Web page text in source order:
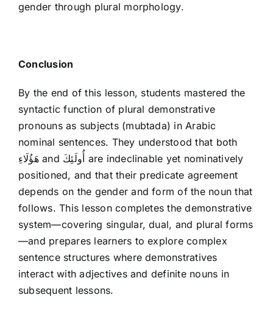
gender through plural morphology.
Conclusion
By the end of this lesson, students mastered the
syntactic function of plural demonstrative
pronouns as subjects (mubtada) in Arabic
nominal sentences. They understood that both
هَؤُلَاءِ and أُولَئِكَ are indeclinable yet nominatively
positioned, and that their predicate agreement
depends on the gender and form of the noun that
follows. This lesson completes the demonstrative
system—covering singular, dual, and plural forms
—and prepares learners to explore complex
sentence structures where demonstratives
interact with adjectives and definite nouns in
subsequent lessons.